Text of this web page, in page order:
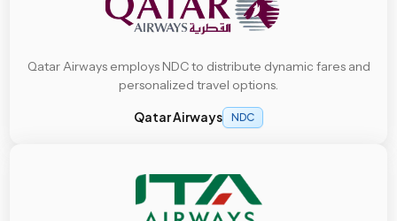
Qatar Airways employs NDC to distribute dynamic fares and
personalized travel options.
Qatar Airways NDC